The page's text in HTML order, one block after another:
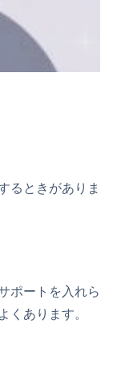
るときがありま
ポートを入れら
くあります。